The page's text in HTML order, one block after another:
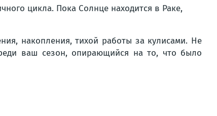
цикла. Пока Солнце находится в Раке,
накопления, тихой работы за кулисами. Не
ваш сезон, опирающийся на то, что было